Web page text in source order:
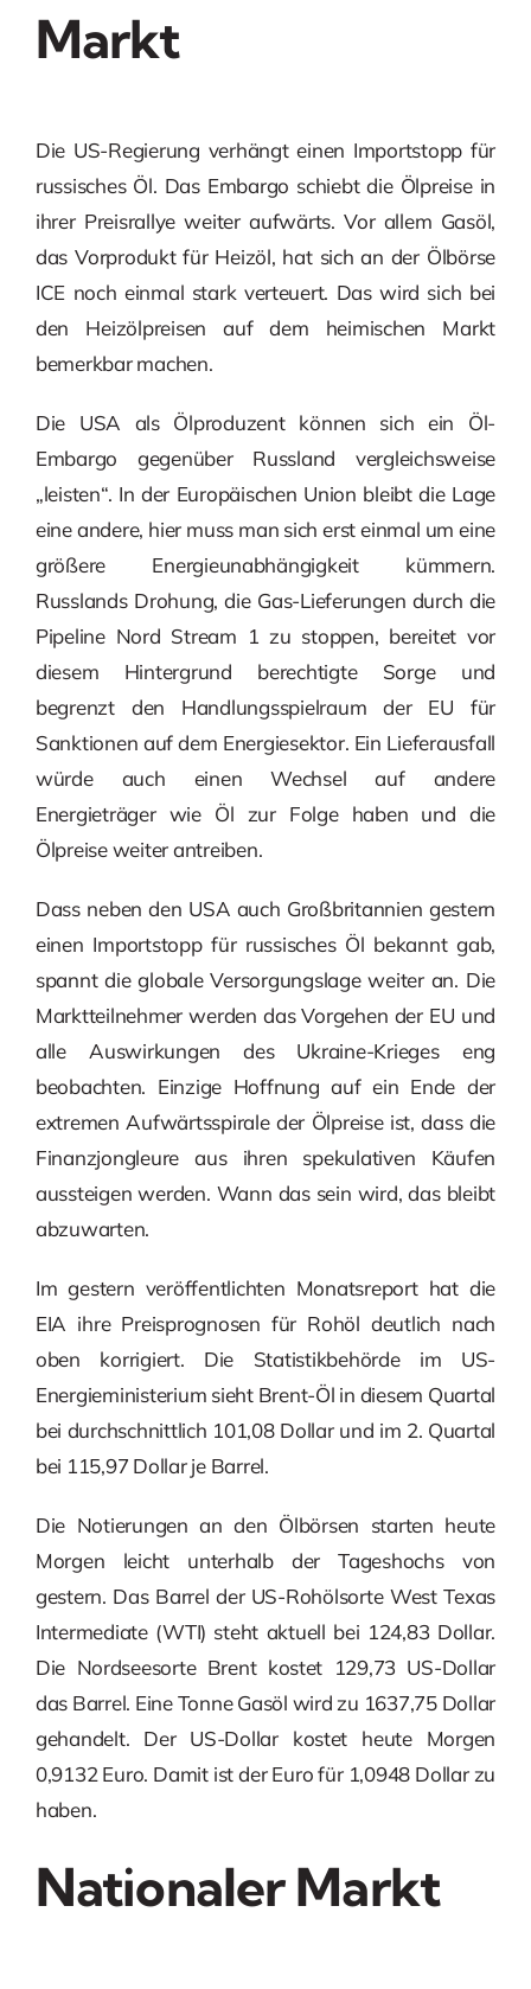
Markt
Die US-Regierung verhängt einen Importstopp für
russisches Öl. Das Embargo schiebt die Ölpreise in
ihrer Preisrallye weiter aufwärts. Vor allem Gasöl,
das Vorprodukt für Heizöl, hat sich an der Ölbörse
ICE noch einmal stark verteuert. Das wird sich bei
den Heizölpreisen auf dem heimischen Markt
bemerkbar machen.
Die USA als Ölproduzent können sich ein Öl-
Embargo gegenüber Russland vergleichsweise
„leisten“. In der Europäischen Union bleibt die Lage
eine andere, hier muss man sich erst einmal um eine
größere Energieunabhängigkeit kümmern.
Russlands Drohung, die Gas-Lieferungen durch die
Pipeline Nord Stream 1 zu stoppen, bereitet vor
diesem Hintergrund berechtigte Sorge und
begrenzt den Handlungsspielraum der EU für
Sanktionen auf dem Energiesektor. Ein Lieferausfall
würde auch einen Wechsel auf andere
Energieträger wie Öl zur Folge haben und die
Ölpreise weiter antreiben.
Dass neben den USA auch Großbritannien gestern
einen Importstopp für russisches Öl bekannt gab,
spannt die globale Versorgungslage weiter an. Die
Marktteilnehmer werden das Vorgehen der EU und
alle Auswirkungen des Ukraine-Krieges eng
beobachten. Einzige Hoffnung auf ein Ende der
extremen Aufwärtsspirale der Ölpreise ist, dass die
Finanzjongleure aus ihren spekulativen Käufen
aussteigen werden. Wann das sein wird, das bleibt
abzuwarten.
Im gestern veröffentlichten Monatsreport hat die
EIA ihre Preisprognosen für Rohöl deutlich nach
oben korrigiert. Die Statistikbehörde im US-
Energieministerium sieht Brent-Öl in diesem Quartal
bei durchschnittlich 101,08 Dollar und im 2. Quartal
bei 115,97 Dollar je Barrel.
Die Notierungen an den Ölbörsen starten heute
Morgen leicht unterhalb der Tageshochs von
gestern. Das Barrel der US-Rohölsorte West Texas
Intermediate (WTI) steht aktuell bei 124,83 Dollar.
Die Nordseesorte Brent kostet 129,73 US-Dollar
das Barrel. Eine Tonne Gasöl wird zu 1637,75 Dollar
gehandelt. Der US-Dollar kostet heute Morgen
0,9132 Euro. Damit ist der Euro für 1,0948 Dollar zu
haben.
Nationaler Markt